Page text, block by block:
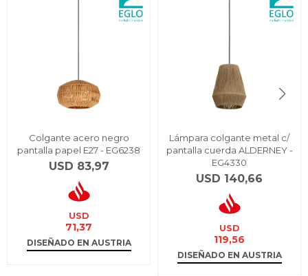
Colgante acero negro
pantalla papel E27 - EG6238
USD 83,97
USD
71,37
DISEÑADO EN AUSTRIA
Lámpara colgante metal c/
pantalla cuerda ALDERNEY -
EG4330
USD 140,66
USD
119,56
DISEÑADO EN AUSTRIA